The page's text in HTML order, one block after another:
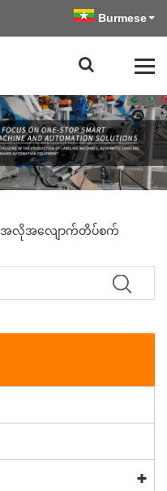
Burmese
အလိုအလျောက်တိပ်စက်